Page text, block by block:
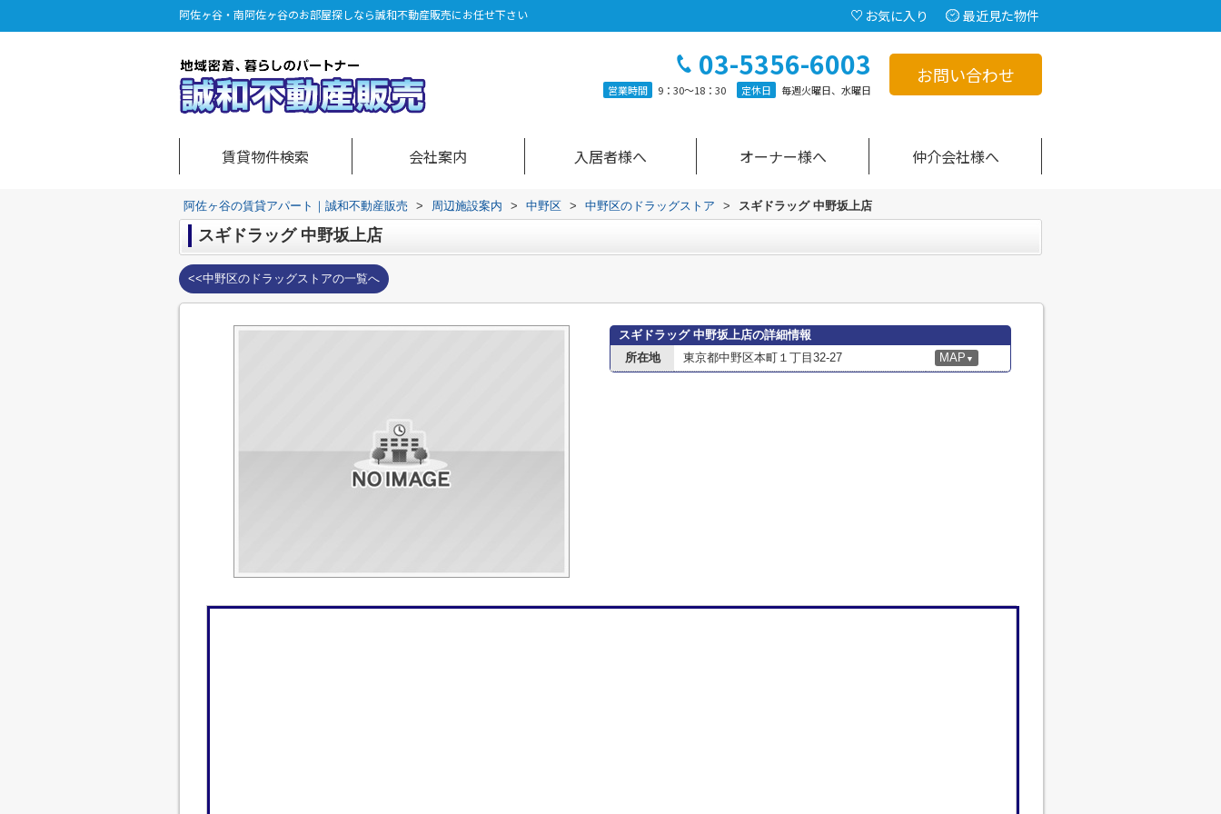
阿佐ヶ谷・南阿佐ヶ谷のお部屋探しなら誠和不動産販売にお任せ下さい お気に入り 最近見た物件
03-5356-6003
営業時間 9：30～18：30 定休日 毎週火曜日、水曜日
お問い合わせ
賃貸物件検索 会社案内 入居者様へ オーナー様へ 仲介会社様へ
阿佐ヶ谷の賃貸アパート｜誠和不動産販売 > 周辺施設案内 > 中野区 > 中野区のドラッグストア > スギドラッグ 中野坂上店
スギドラッグ 中野坂上店
<<中野区のドラッグストアの一覧へ
スギドラッグ 中野坂上店の詳細情報
所在地
東京都中野区本町１丁目32-27 MAP ▼